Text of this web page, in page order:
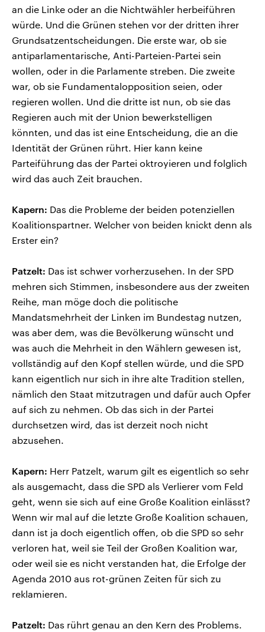
an die Linke oder an die Nichtwähler herbeiführen
würde. Und die Grünen stehen vor der dritten ihrer
Grundsatzentscheidungen. Die erste war, ob sie
antiparlamentarische, Anti-Parteien-Partei sein
wollen, oder in die Parlamente streben. Die zweite
war, ob sie Fundamentalopposition seien, oder
regieren wollen. Und die dritte ist nun, ob sie das
Regieren auch mit der Union bewerkstelligen
könnten, und das ist eine Entscheidung, die an die
Identität der Grünen rührt. Hier kann keine
Parteiführung das der Partei oktroyieren und folglich
wird das auch Zeit brauchen.
Kapern: Das die Probleme der beiden potenziellen
Koalitionspartner. Welcher von beiden knickt denn als
Erster ein?
Patzelt: Das ist schwer vorherzusehen. In der SPD
mehren sich Stimmen, insbesondere aus der zweiten
Reihe, man möge doch die politische
Mandatsmehrheit der Linken im Bundestag nutzen,
was aber dem, was die Bevölkerung wünscht und
was auch die Mehrheit in den Wählern gewesen ist,
vollständig auf den Kopf stellen würde, und die SPD
kann eigentlich nur sich in ihre alte Tradition stellen,
nämlich den Staat mitzutragen und dafür auch Opfer
auf sich zu nehmen. Ob das sich in der Partei
durchsetzen wird, das ist derzeit noch nicht
abzusehen.
Kapern: Herr Patzelt, warum gilt es eigentlich so sehr
als ausgemacht, dass die SPD als Verlierer vom Feld
geht, wenn sie sich auf eine Große Koalition einlässt?
Wenn wir mal auf die letzte Große Koalition schauen,
dann ist ja doch eigentlich offen, ob die SPD so sehr
verloren hat, weil sie Teil der Großen Koalition war,
oder weil sie es nicht verstanden hat, die Erfolge der
Agenda 2010 aus rot-grünen Zeiten für sich zu
reklamieren.
Patzelt: Das rührt genau an den Kern des Problems.